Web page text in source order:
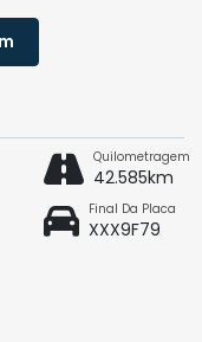
Quilometragem
42.585km
Final Da Placa
XXX9F79